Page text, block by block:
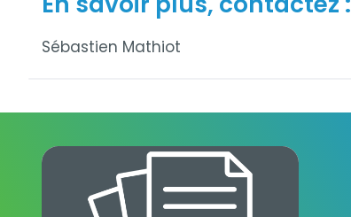
Sébastien Mathiot
Gardanne-Meyreuil_2024.pdf